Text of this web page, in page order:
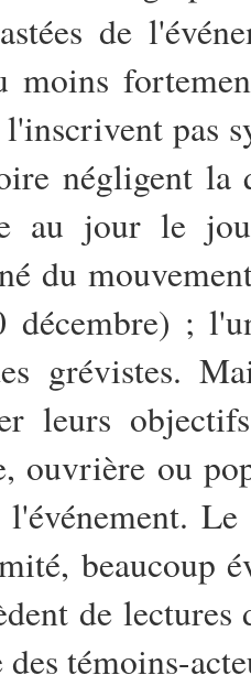
de
moins
pas
négligent
au jour le
du
décembre) ;
grévistes.
leurs
ouvrière ou
beaucoup
de
témoins-